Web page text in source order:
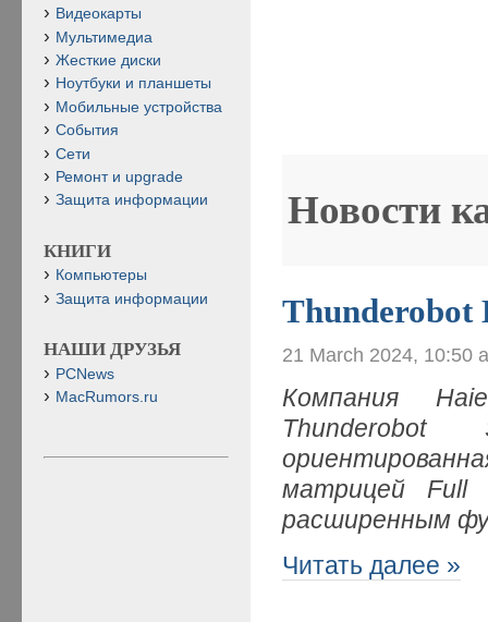
Новости
Thunderobot
21 March 2024, 10:50
Компания
Thunderobot
матрицей Full
расширенным
Читать далее »
Видеокарты
Мультимедиа
Жесткие диски
Ноутбуки и планшеты
Мобильные устройства
События
Сети
Ремонт и upgrade
Защита информации
КНИГИ
Компьютеры
Защита информации
НАШИ ДРУЗЬЯ
PCNews
MacRumors.ru